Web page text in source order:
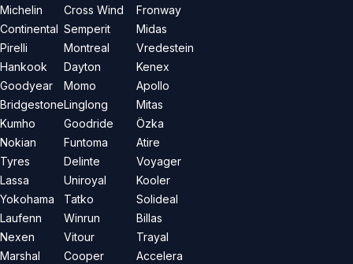
Michelin
Continental
Pirelli
Hankook
Goodyear
Bridgestone
Kumho
Nokian
Tyres
Lassa
Yokohama
Laufenn
Nexen
Marshal
Cross Wind
Semperit
Montreal
Dayton
Momo
Linglong
Goodride
Funtoma
Delinte
Uniroyal
Tatko
Winrun
Vitour
Cooper
Fronway
Midas
Vredestein
Kenex
Apollo
Mitas
Özka
Atire
Voyager
Kooler
Solideal
Billas
Trayal
Accelera